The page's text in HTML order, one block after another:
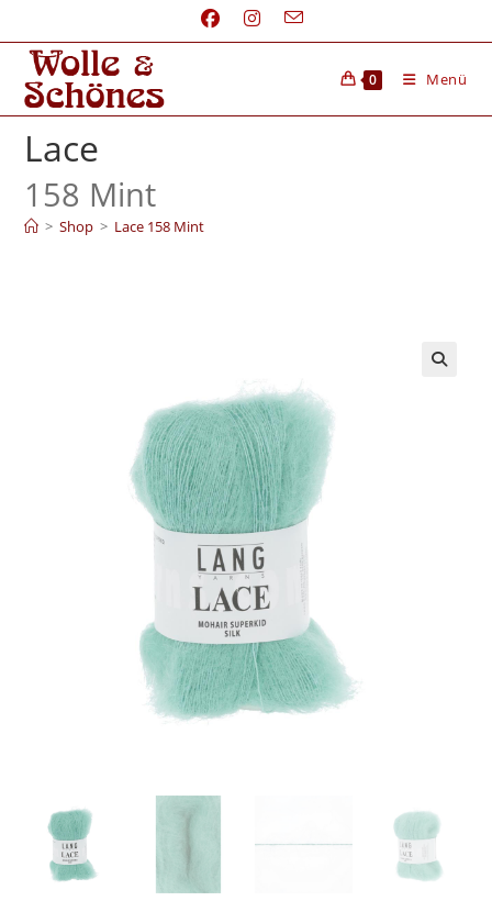
0 Menü
Lace
158 Mint
> Shop > Lace 158 Mint